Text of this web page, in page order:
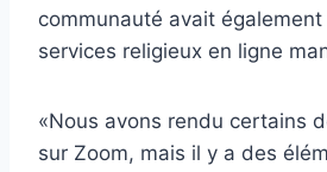
communauté avait
services religieux en ligne
«Nous avons rendu certains
sur Zoom, mais il y a des